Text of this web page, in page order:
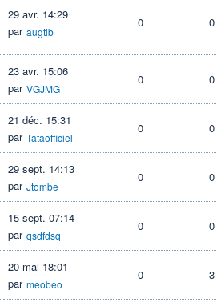
29 avr. 14:29
par augtib
0 0
23 avr. 15:06
par VGJMG
0 0
21 déc. 15:31
par Tataofficiel
0 0
29 sept. 14:13
par Jtombe
0 0
15 sept. 07:14
par qsdfdsq
0 0
20 mai 18:01
par meobeo
0 3